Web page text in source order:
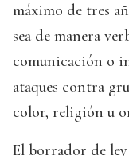
máximo de tres
sea de manera
comunicación o
ataques contra
color, religión u
El borrador de